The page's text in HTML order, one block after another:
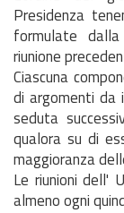
Presidenza
formulate
riunione
Ciascuna
di argomenti da
seduta
qualora su di
maggioranza
Le riunioni dell'
almeno ogni